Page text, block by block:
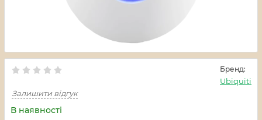
Бренд:
Ubiquiti
Залишити відгук
В наявності